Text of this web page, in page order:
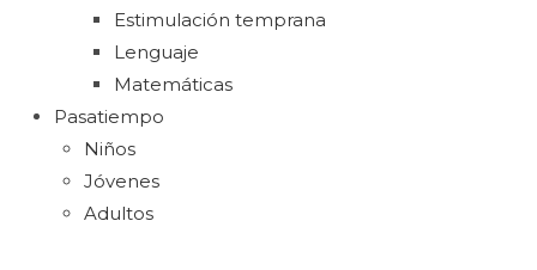
Estimulación temprana
Lenguaje
Matemáticas
Pasatiempo
Niños
Jóvenes
Adultos